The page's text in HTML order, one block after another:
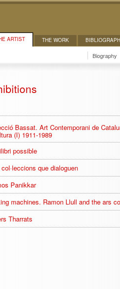
THE WORK
ARTIST
Biography
Bassat. Art Contemporani de
(I) 1911-1989
possible
que dialoguen
Panikkar
machines. Ramon Llull and the ars
Tharrats